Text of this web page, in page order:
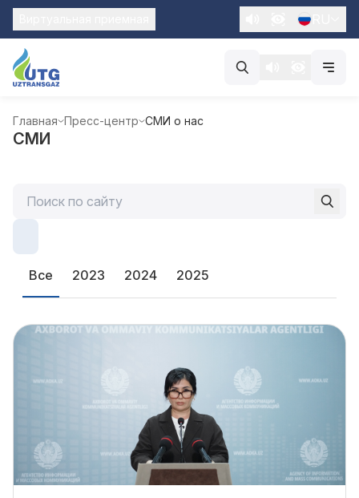
Главная Пресс-центр СМИ о нас
СМИ
Все 2023 2024 2025